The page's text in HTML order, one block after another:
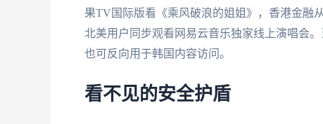
果TV国际版看《乘风破浪的姐姐》，香港金融
北美用户同步观看网易云音乐独家线上演唱会
也可反向用于韩国内容访问。
看不见的安全护盾